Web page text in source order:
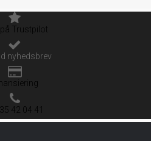
Trustpilot
nyhedsbrev
42 04 41